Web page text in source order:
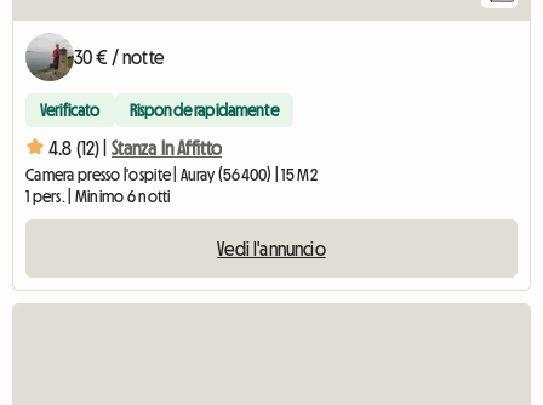
30 € / notte
Verificato Risponde rapidamente
4.8 (12) | Stanza In Affitto
Camera presso l'ospite | Auray (56400) | 15 M2
1 pers. | Minimo 6 notti
Vedi l'annuncio